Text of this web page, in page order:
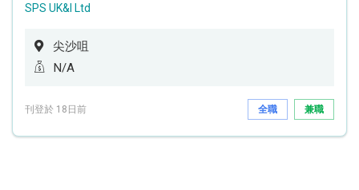
SPS UK&I Ltd
尖沙咀
N/A
刊登於 18日前 全職 兼職